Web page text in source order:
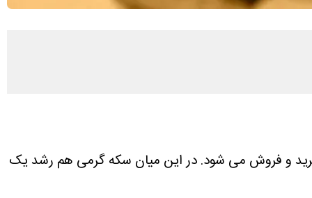
قیمتی را تجربه نکرد و هم اکنون با 52 میلیون و 500 هزار تومان خرید و فروش می شود. در این میان سکه گرمی هم رشد یک